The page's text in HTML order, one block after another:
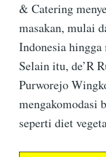
& Catering
masakan, mulai
Indonesia
Selain itu, de’R
Purworejo
mengakomodasi
seperti diet